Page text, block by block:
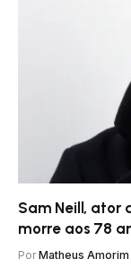
Sam Neill, ator
morre aos 78
Por Matheus Amorim